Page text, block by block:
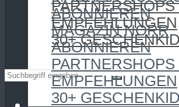
PARTNERSHOPS
EMPFEHLUNGEN
30+
ABONNIEREN
MAGAZIN NORR
ABONNIEREN
PARTNERSHOPS |
EMPFEHLUNGEN
30+